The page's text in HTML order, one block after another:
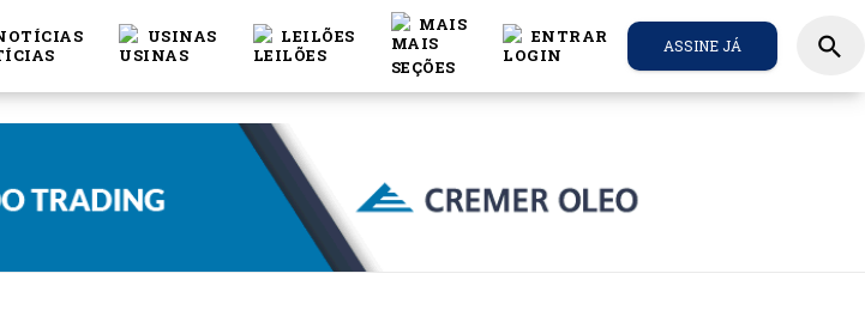
USINAS LEILÕES
MAIS
ENTRAR ASSINE JÁ search